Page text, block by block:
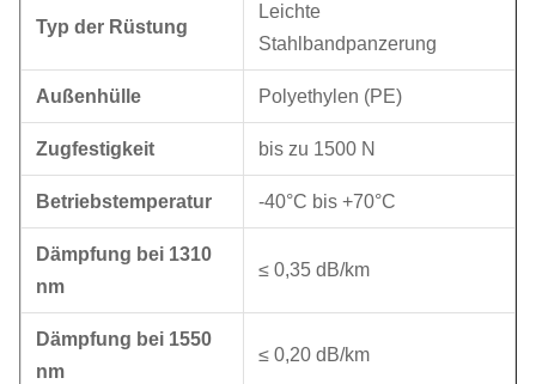
Typ der Rüstung
Leichte
Stahlbandpanzerung
Außenhülle Polyethylen (PE)
Zugfestigkeit bis zu 1500 N
Betriebstemperatur -40°C bis +70°C
Dämpfung bei 1310
nm
≤ 0,35 dB/km
Dämpfung bei 1550
nm
≤ 0,20 dB/km